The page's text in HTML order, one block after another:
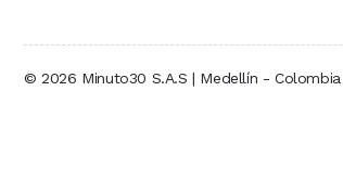
© 2026 Minuto30 S.A.S | Medellín -